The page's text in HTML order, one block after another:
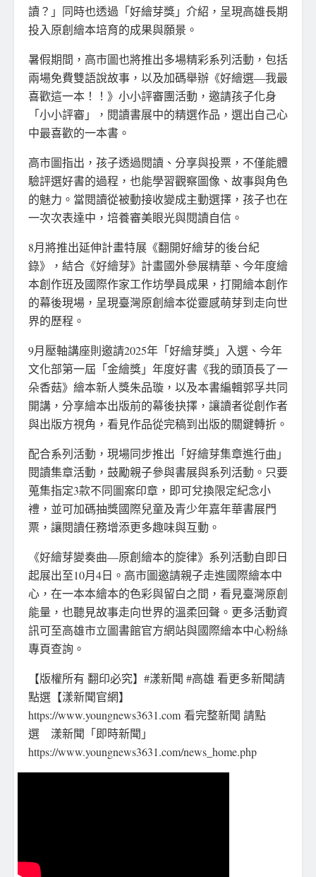
讀？」同時也透過「好繪芽獎」介紹，呈現高雄長期
投入原創繪本培育的成果與願景。
暑假期間，高市圖也將推出多場精彩系列活動，包括
兩場免費雙語說故事，以及加碼舉辦《好繪選—我最
喜歡這一本！！》小小評審團活動，邀請孩子化身
「小小評審」，閱讀書展中的精選作品，選出自己心
中最喜歡的一本書。
高市圖指出，孩子透過閱讀、分享與投票，不僅能體
驗評選好書的過程，也能學習觀察圖像、故事與角色
的魅力。當閱讀從被動接收變成主動選擇，孩子也在
一次次表達中，培養審美眼光與閱讀自信。
8月將推出延伸計畫特展《翻開好繪芽的後台紀
錄》，結合《好繪芽》計畫國外參展精華、今年度繪
本創作班及國際作家工作坊學員成果，打開繪本創作
的幕後現場，呈現臺灣原創繪本從靈感萌芽到走向世
界的歷程。
9月壓軸講座則邀請2025年「好繪芽獎」入選、今年
文化部第一屆「金繪獎」年度好書《我的頭頂長了一
朵香菇》繪本新人獎朱品璇，以及本書編輯郭孚共同
開講，分享繪本出版前的幕後抉擇，讓讀者從創作者
與出版方視角，看見作品從完稿到出版的關鍵轉折。
配合系列活動，現場同步推出「好繪芽集章進行曲」
閱讀集章活動，鼓勵親子參與書展與系列活動。只要
蒐集指定3款不同圖案印章，即可兌換限定紀念小
禮，並可加碼抽獎國際兒童及青少年嘉年華書展門
票，讓閱讀任務增添更多趣味與互動。
《好繪芽變奏曲—原創繪本的旋律》系列活動自即日
起展出至10月4日。高市圖邀請親子走進國際繪本中
心，在一本本繪本的色彩與留白之間，看見臺灣原創
能量，也聽見故事走向世界的溫柔回聲。更多活動資
訊可至高雄市立圖書館官方網站與國際繪本中心粉絲
專頁查詢。
【版權所有 翻印必究】#漾新聞 #高雄 看更多新聞請
點選【漾新聞官網】
https://www.youngnews3631.com 看完整新聞 請點
選 漾新聞「即時新聞」
https://www.youngnews3631.com/news_home.php